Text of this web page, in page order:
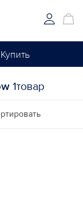
Купить
1товар